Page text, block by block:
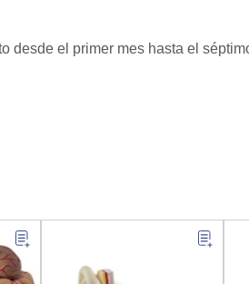
desde el primer mes hasta el